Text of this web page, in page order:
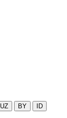
UZ BY ID